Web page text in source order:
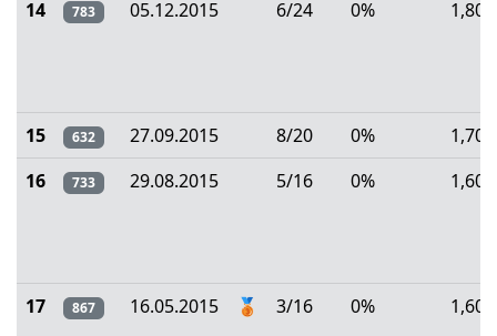
14 783 05.12.2015 6/24 0% 1,80
15 632 27.09.2015 8/20 0%
1,70
16
733 29.08.2015 5/16 0% 1,60
17 867 16.05.2015 🥉 3/16 0% 1,60